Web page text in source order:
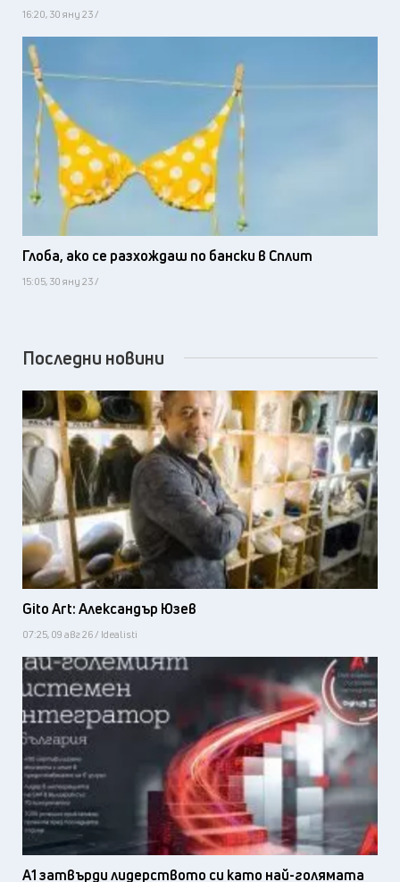
16:20, 30 яну 23 /
Глоба, ако се разхождаш по бански в Сплит
15:05, 30 яну 23 /
Последни новини
Gito Art: Александър Юзев
07:25, 09 авг 26 / Idealisti
А1 затвърди лидерството си като най-голямата